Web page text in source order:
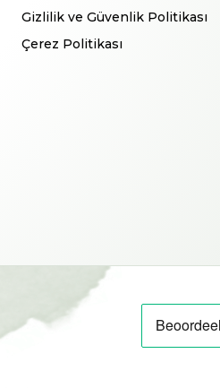
Gizlilik ve Güvenlik Politikası
Çerez Politikası